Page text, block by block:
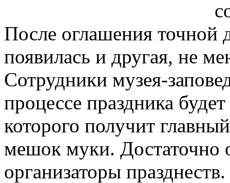
После оглашения точной
появилась и другая, не
Сотрудники музея-
процессе праздника
которого получит
мешок муки. Достаточно
организаторы празднеств.